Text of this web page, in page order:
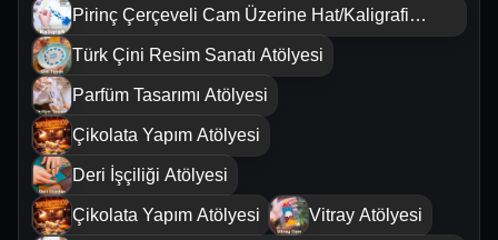
Pirinç Çerçeveli Cam Üzerine Hat/Kaligrafi
Türk Çini Resim Sanatı Atölyesi
Parfüm Tasarımı Atölyesi
Çikolata Yapım Atölyesi
Deri İşçiliği Atölyesi
Çikolata Yapım Atölyesi Vitray Atölyesi